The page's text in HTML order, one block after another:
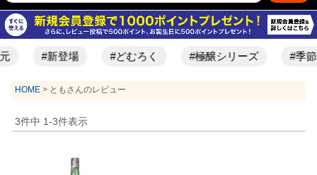
#新登場 #どむろく #極醸シリーズ #季節
HOME ともさんのレビュー
3件中 1-3件表示